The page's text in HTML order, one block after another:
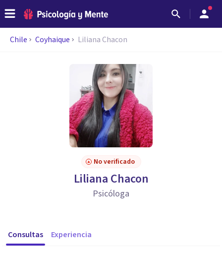
Chile Coyhaique Liliana Chacon
No verificado
Liliana Chacon
Psicóloga
Consultas Experiencia